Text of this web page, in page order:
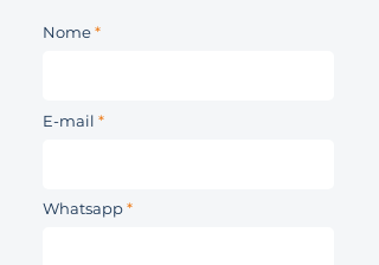
Nome
E-mail
Whatsapp